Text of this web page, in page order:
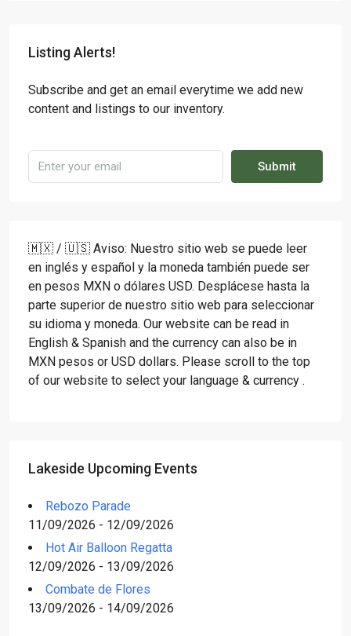
Listing Alerts!
Subscribe and get an email everytime we add new
content and listings to our inventory.
Submit
🇲🇽 / 🇺🇸 Aviso: Nuestro sitio web se puede leer
en inglés y español y la moneda también puede ser
en pesos MXN o dólares USD. Desplácese hasta la
parte superior de nuestro sitio web para seleccionar
su idioma y moneda. Our website can be read in
English & Spanish and the currency can also be in
MXN pesos or USD dollars. Please scroll to the top
of our website to select your language & currency .
Lakeside Upcoming Events
Rebozo Parade
11/09/2026 - 12/09/2026
Hot Air Balloon Regatta
12/09/2026 - 13/09/2026
Combate de Flores
13/09/2026 - 14/09/2026